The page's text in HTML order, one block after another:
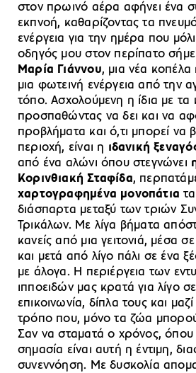
στον πρωινό αέρα αφήνει ένα
εκπνοή, καθαρίζοντας τα
ενέργεια για την ημέρα που
οδηγός μου στον περίπατο
Μαρία Γιάννου, μια νέα κοπέλα
μια φωτεινή ενέργεια από την
τόπο. Ασχολούμενη η ίδια με τα
προσπαθώντας να δει και να
προβλήματα και ό,τι μπορεί να
περιοχή, είναι η ιδανική
από ένα αλώνι όπου στεγνώνει
Κορινθιακή Σταφίδα,
χαρτογραφημένα μονοπάτια
διάσπαρτα μεταξύ των τριών
Τρικάλων. Με λίγα βήματα
κανείς από μια γειτονιά, μέσα
και μετά από λίγο πάλι σε ένα
με άλογα. Η περιέργεια των
ιπποειδών μας κρατά για λίγο
επικοινωνία, δίπλα τους και
τρόπο που, μόνο τα ζώα
Σαν να σταματά ο χρόνος, όπου
σημασία είναι αυτή η έντιμη,
συνεννόηση. Με δυσκολία